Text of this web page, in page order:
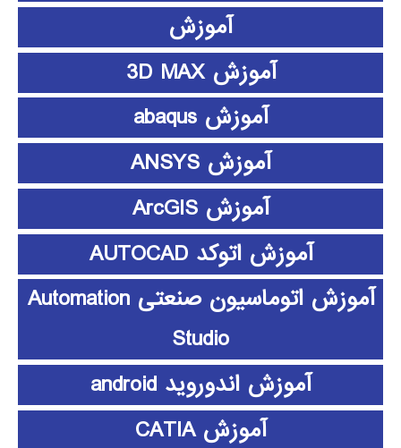
آموزش
آموزش 3D MAX
آموزش abaqus
آموزش ANSYS
آموزش ArcGIS
آموزش اتوکد AUTOCAD
آموزش اتوماسیون صنعتی Automation
Studio
آموزش اندوروید android
آموزش CATIA